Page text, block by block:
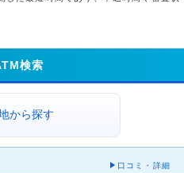
検索
から探す
口コミ・詳細